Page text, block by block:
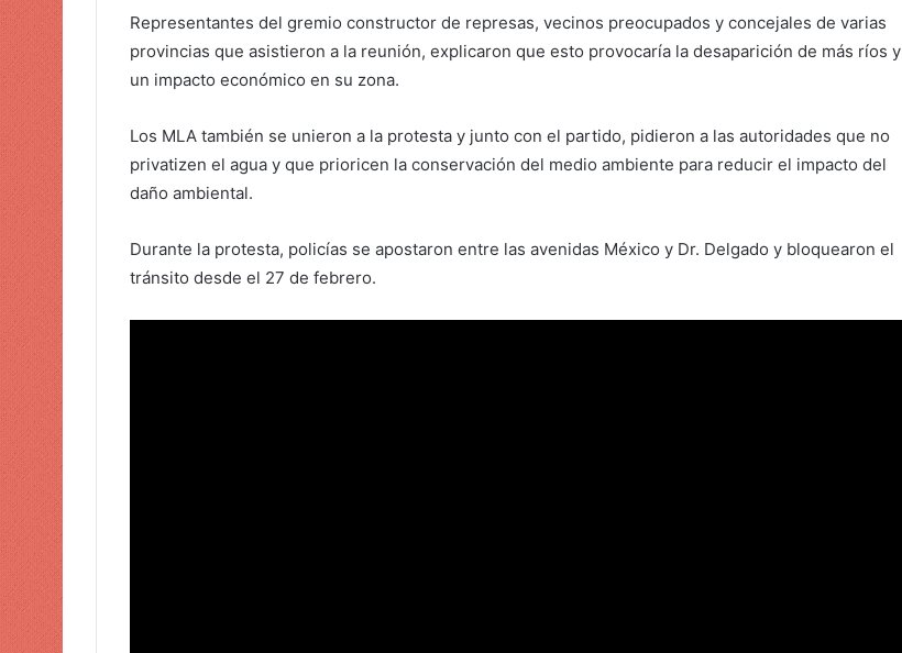
e
ó
c
o
Representantes del gremio constructor de represas, vecinos preocupados y concejales de varias
provincias que asistieron a la reunión, explicaron que esto provocaría la desaparición de más ríos y
un impacto económico en su zona.
Los MLA también se unieron a la protesta y junto con el partido, pidieron a las autoridades que no
privatizen el agua y que prioricen la conservación del medio ambiente para reducir el impacto del
daño ambiental.
Durante la protesta, policías se apostaron entre las avenidas México y Dr. Delgado y bloquearon el
tránsito desde el 27 de febrero.